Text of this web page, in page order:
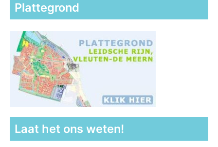
Plattegrond
Laat het ons weten!